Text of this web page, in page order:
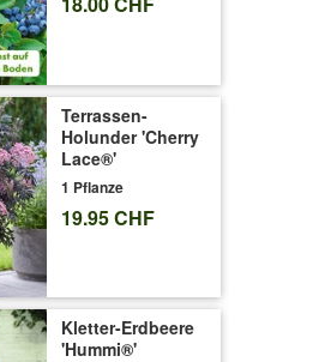
Terrassen-
Holunder 'Cherry
Lace®'
1 Pflanze
19.95 CHF
Kletter-Erdbeere
'Hummi®'